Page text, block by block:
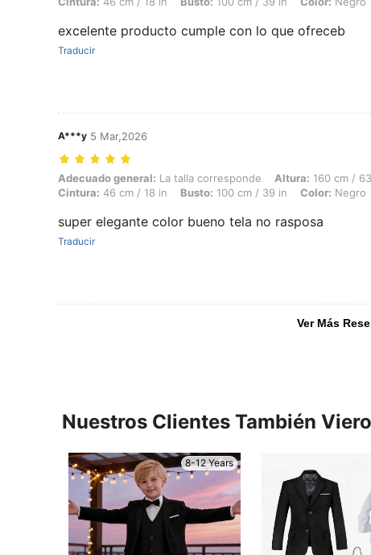
excelente producto cumple con lo que ofreceb
Traducir
A***y 5 Mar,2026
Adecuado general: La talla corresponde, Altura: 160 cm / 63 in,
Adecuado general: La talla corresponde Altura: 160 cm /
Cintura: 46 cm / 18 in Busto: 100 cm / 39 in Color: Negro
super elegante color bueno tela no rasposa
Traducir
Ver Más
Nuestros Clientes También
8-12 Years